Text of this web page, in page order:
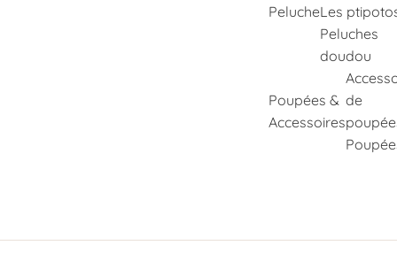
PelucheLes
Peluches
doudou
Poupées &
Accessoires
de